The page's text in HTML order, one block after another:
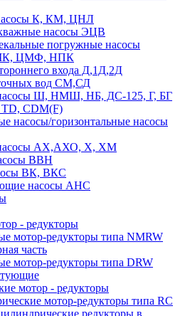
К, КМ, ЦНЛ
насосы ЭЦВ
погружные насосы
ЦМФ, НПК
входа Д,1Д,2Д
вод СМ,СД
Ш, НМШ, НБ, ДС-125, Г, БГ
TD, CDM(F)
насосы/горизонтальные насосы
АХ,АХО, Х, ХМ
ВВН
ВК, ВКС
насосы АНС
- редукторы
мотор-редукторы типа NMRW
часть
мотор-редукторы типа DRW
мотор - редукторы
мотор-редукторы типа RC
редукторы в